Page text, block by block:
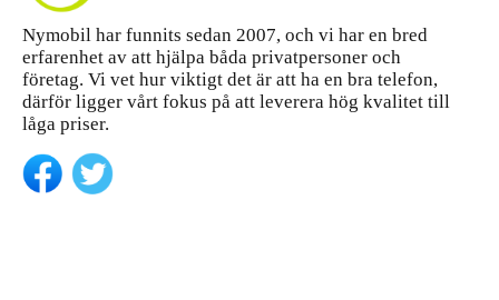
Nymobil har funnits sedan 2007, och vi har en bred
erfarenhet av att hjälpa båda privatpersoner och
företag. Vi vet hur viktigt det är att ha en bra telefon,
därför ligger vårt fokus på att leverera hög kvalitet till
låga priser.